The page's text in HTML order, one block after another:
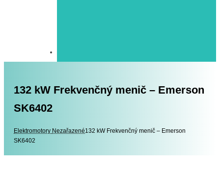
132 kW Frekvenčný menič – Emerson
SK6402
Elektromotory Elektromotory
Nezařazené132 kW Frekvenčný menič – Emerson
SK6402